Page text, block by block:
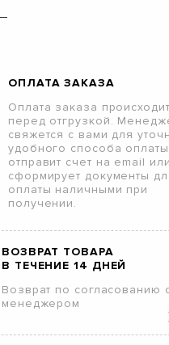
ОПЛАТА ЗАКАЗА
Оплата заказа происходит
перед отгрузкой.
свяжется с вами для
удобного способа
отправит счет на email или
сформирует документы
оплаты наличными при
получении.
ВОЗВРАТ ТОВАРА
В ТЕЧЕНИЕ 14 ДНЕЙ
Возврат по согласованию
менеджером